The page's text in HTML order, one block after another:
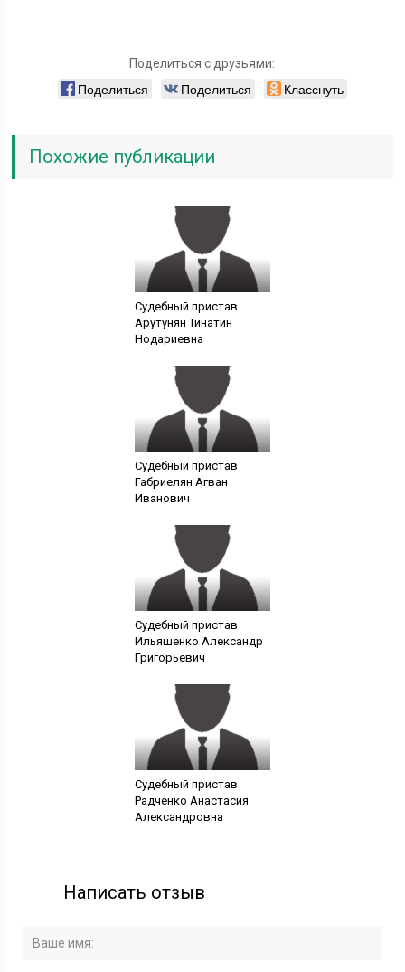
Поделиться с друзьями:
Поделиться Поделиться Класснуть
Похожие публикации
Судебный пристав
Арутунян Тинатин
Нодариевна
Судебный пристав
Габриелян Агван
Иванович
Судебный пристав
Ильяшенко Александр
Григорьевич
Судебный пристав
Радченко Анастасия
Александровна
Написать отзыв